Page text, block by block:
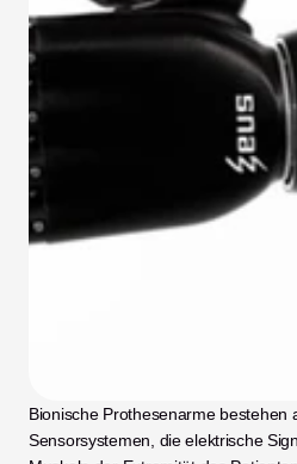
Bionische Prothesenarme bestehen
Sensorsystemen, die elektrische